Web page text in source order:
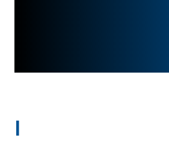
I